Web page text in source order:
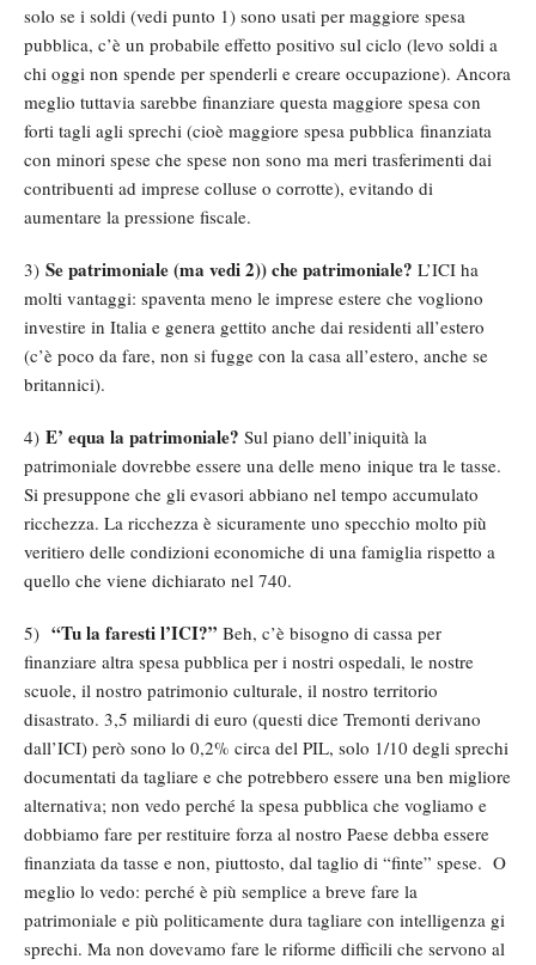
solo se i soldi (vedi punto 1) sono usati per maggiore spesa
pubblica, c’è un probabile effetto positivo sul ciclo (levo soldi a
chi oggi non spende per spenderli e creare occupazione). Ancora
meglio tuttavia sarebbe finanziare questa maggiore spesa con
forti tagli agli sprechi (cioè maggiore spesa pubblica finanziata
con minori spese che spese non sono ma meri trasferimenti dai
contribuenti ad imprese colluse o corrotte), evitando di
aumentare la pressione fiscale.
3) Se patrimoniale (ma vedi 2)) che patrimoniale? L’ICI ha
molti vantaggi: spaventa meno le imprese estere che vogliono
investire in Italia e genera gettito anche dai residenti all’estero
(c’è poco da fare, non si fugge con la casa all’estero, anche se
britannici).
4) E’ equa la patrimoniale? Sul piano dell’iniquità la
patrimoniale dovrebbe essere una delle meno inique tra le tasse.
Si presuppone che gli evasori abbiano nel tempo accumulato
ricchezza. La ricchezza è sicuramente uno specchio molto più
veritiero delle condizioni economiche di una famiglia rispetto a
quello che viene dichiarato nel 740.
5) “Tu la faresti l’ICI?” Beh, c’è bisogno di cassa per
finanziare altra spesa pubblica per i nostri ospedali, le nostre
scuole, il nostro patrimonio culturale, il nostro territorio
disastrato. 3,5 miliardi di euro (questi dice Tremonti derivano
dall’ICI) però sono lo 0,2% circa del PIL, solo 1/10 degli sprechi
documentati da tagliare e che potrebbero essere una ben migliore
alternativa; non vedo perché la spesa pubblica che vogliamo e
dobbiamo fare per restituire forza al nostro Paese debba essere
finanziata da tasse e non, piuttosto, dal taglio di “finte” spese. O
meglio lo vedo: perché è più semplice a breve fare la
patrimoniale e più politicamente dura tagliare con intelligenza gi
sprechi. Ma non dovevamo fare le riforme difficili che servono al